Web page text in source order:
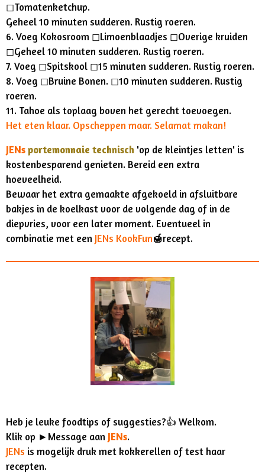
◻︎Tomatenketchup.
Geheel 10 minuten sudderen. Rustig roeren.
6. Voeg Kokosroom ◻︎Limoenblaadjes ◻︎Overige kruiden
◻︎Geheel 10 minuten sudderen. Rustig roeren.
7. Voeg ◻︎Spitskool ◻︎15 minuten sudderen. Rustig roeren.
8. Voeg ◻︎Bruine Bonen. ◻︎10 minuten sudderen. Rustig
roeren.
11. Tahoe als toplaag boven het gerecht toevoegen.
Het eten klaar. Opscheppen maar. Selamat makan!
JENs portemonnaie technisch 'op de kleintjes letten' is
kostenbesparend genieten. Bereid een extra
hoeveelheid.
Bewaar het extra gemaakte afgekoeld in afsluitbare
bakjes in de koelkast voor de volgende dag of in de
diepvries, voor een later moment. Eventueel in
combinatie met een JENs KookFun🍯recept.
Heb je leuke foodtips of suggesties?👍 Welkom.
Klik op ►Message aan JENs.
JENs is mogelijk druk met kokkerellen of test haar
recepten.